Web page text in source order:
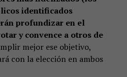
identificados
profundizar en el
y convence a otros de
mejor ese objetivo,
con la elección en ambos